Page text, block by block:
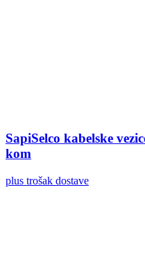
SapiSelco kabelske
kom
plus trošak dostave